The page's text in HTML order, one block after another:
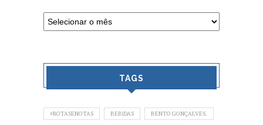
TAGS
#ROTASENOTAS BEBIDAS BENTO GONÇALVES.